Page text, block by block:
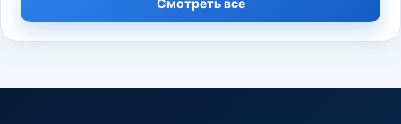
Смотреть все